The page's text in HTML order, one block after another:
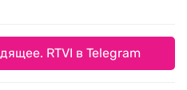
RTVI в Telegram